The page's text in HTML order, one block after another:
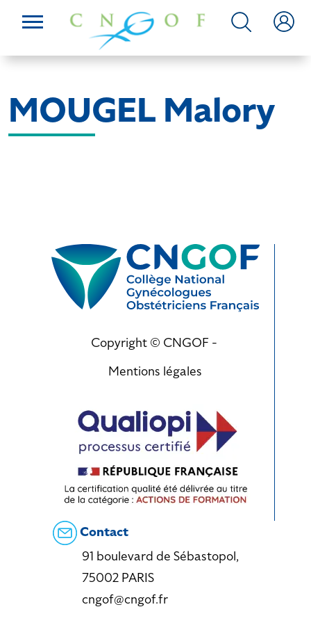
MOUGEL Malory
Copyright © CNGOF -
Mentions légales
Contact
91 boulevard de Sébastopol,
75002 PARIS
cngof@cngof.fr